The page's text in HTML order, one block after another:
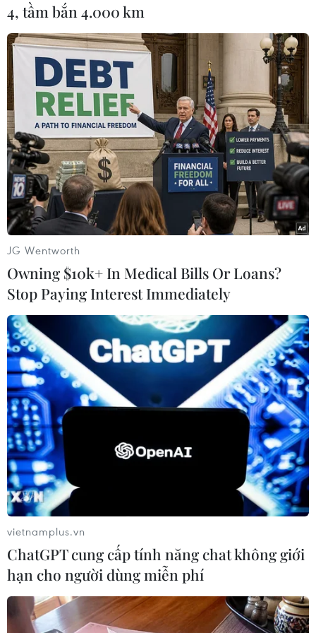
#hạn chế nhập cảnh #miễn thị thực
#COVID-19
#đi lại
#hộ chiếu Đức Hàn Quốc
Na Uy
Theo dõi VietnamPlus
TIN LIÊN QUAN
4, tầm bắn 4.000 km
JG Wentworth
Owning $10k+ In Medical Bills Or Loans?
Stop Paying Interest Immediately
vietnamplus.vn
ChatGPT cung cấp tính năng chat không giới
hạn cho người dùng miễn phí